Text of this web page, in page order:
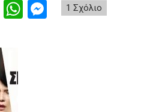
1 Σχόλιο
Vi
W